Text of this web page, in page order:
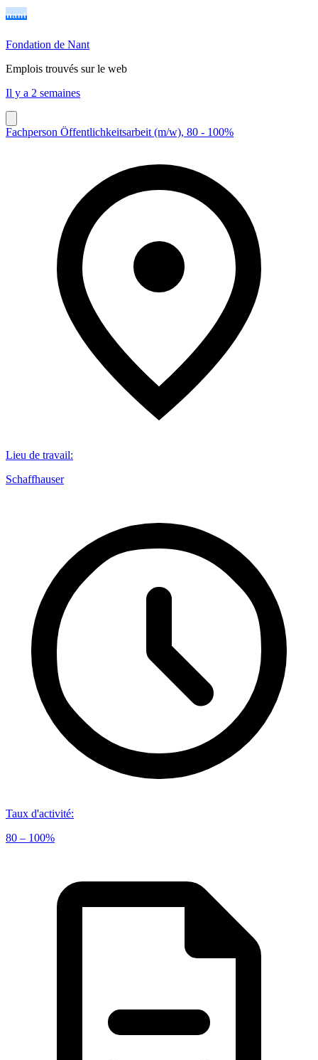
Fondation de Nant
Emplois trouvés sur le web
Il y a 2 semaines
Fachperson Öffentlichkeitsarbeit (m/w), 80 - 100%
Lieu de travail:
Schaffhauser
Taux d'activité:
80 – 100%